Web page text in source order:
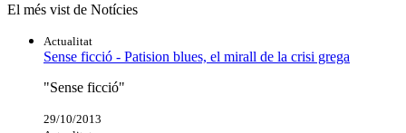
El més vist de Notícies
Actualitat
Sense ficció - Patision blues, el mirall de la crisi grega
"Sense ficció"
29/10/2013